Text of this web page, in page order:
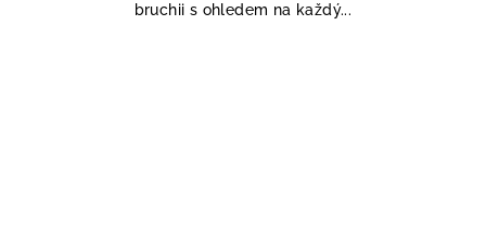
bruchii s ohledem na každý...